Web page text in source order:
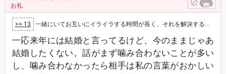
お礼
>> 13 一緒にいてお互いにイライラする時間が長く、それを解決するための話し合いとかすり合わせも出来ず、お互いに素直になる、というのが難しいのであれば…
一応来年には結婚と言ってるけど、今のままじゃあ
結婚したくない。話がまず噛み合わないことが多い
し、噛み合わなかったら相手は私の言葉がおかしい